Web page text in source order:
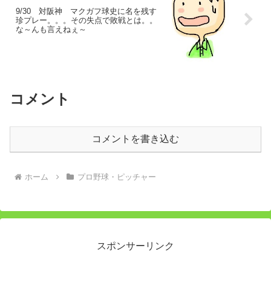
9/30 対阪神 マクガフ球史に名を残す
珍プレー。。。その失点で敗戦とは。。
な～んも言えねぇ～
コメント
コメントを書き込む
ホーム プロ野球・ピッチャー
スポンサーリンク